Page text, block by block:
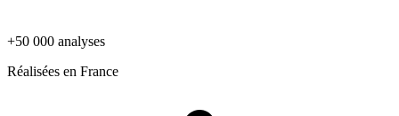
+50 000 analyses
Réalisées en France